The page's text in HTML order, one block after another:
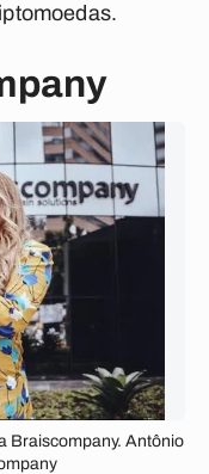
Braiscompany. Antônio